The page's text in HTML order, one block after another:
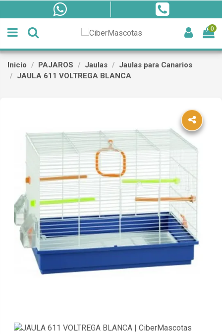
0
Inicio PAJAROS Jaulas
Jaulas para Canarios
JAULA 611 VOLTREGA BLANCA